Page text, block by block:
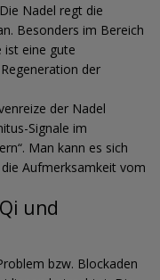
Die Nadel regt die
Besonders im Bereich
ist eine gute
der
der Nadel
Signale im
Man kann es sich
Aufmerksamkeit vom
und
bzw. Blockaden